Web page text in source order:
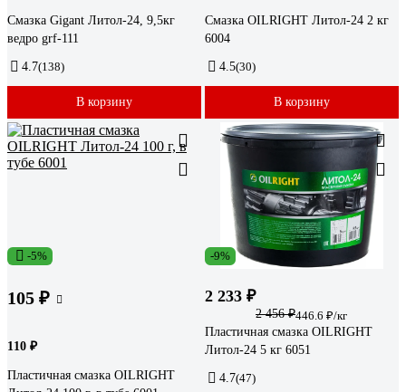
Смазка Gigant Литол-24, 9,5кг
ведро grf-111
4.7(138)
В корзину
Смазка OILRIGHT Литол-24 2 кг
6004
4.5(30)
В корзину
-5%
105 ₽
110 ₽
Пластичная смазка OILRIGHT
-9%
2 233 ₽
2 456 ₽446.6 ₽/кг
Пластичная смазка OILRIGHT
Литол-24 5 кг 6051
4.7(47)